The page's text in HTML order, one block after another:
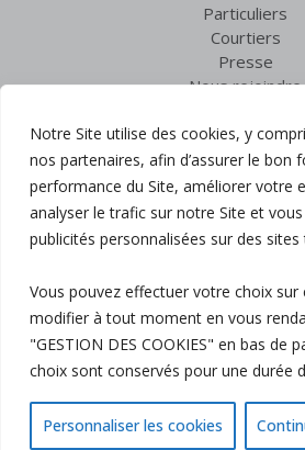
Notre Site utilise des cookies, y
nos partenaires, afin d’assurer le bon
performance du Site, améliorer votre
analyser le trafic sur notre Site et
publicités personnalisées sur des sites
Vous pouvez effectuer votre choix sur
modifier à tout moment en vous
"GESTION DES COOKIES" en bas de
choix sont conservés pour une durée
Personnaliser les cookies
Particuliers
Courtiers
Presse
Nous rejoindre
Accès courtiers
Suivez nous :
Politique de
Politique Qualité
Gestion des
Plan du site
Accessibilité : partiellement